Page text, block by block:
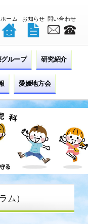
ホーム お知らせ 問い合わせ
ループ 研究紹介
愛媛地方会
ム）